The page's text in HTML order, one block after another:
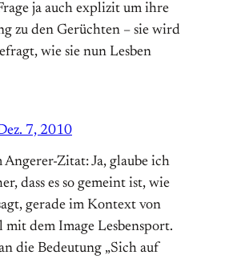
ja auch explizit um ihre
zu den Gerüchten – sie wird
wie sie nun Lesben
7, 2010
Angerer-Zitat: Ja, glaube ich
dass es so gemeint ist, wie
gerade im Kontext von
mit dem Image Lesbensport.
die Bedeutung „Sich auf